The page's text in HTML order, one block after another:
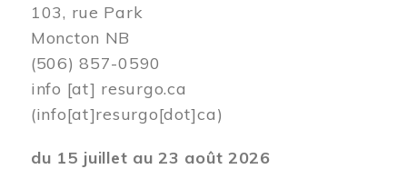
103, rue Park
Moncton NB
(506) 857-0590
info [at] resurgo.ca
(info[at]resurgo[dot]ca)
du 15 juillet au 23 août 2026